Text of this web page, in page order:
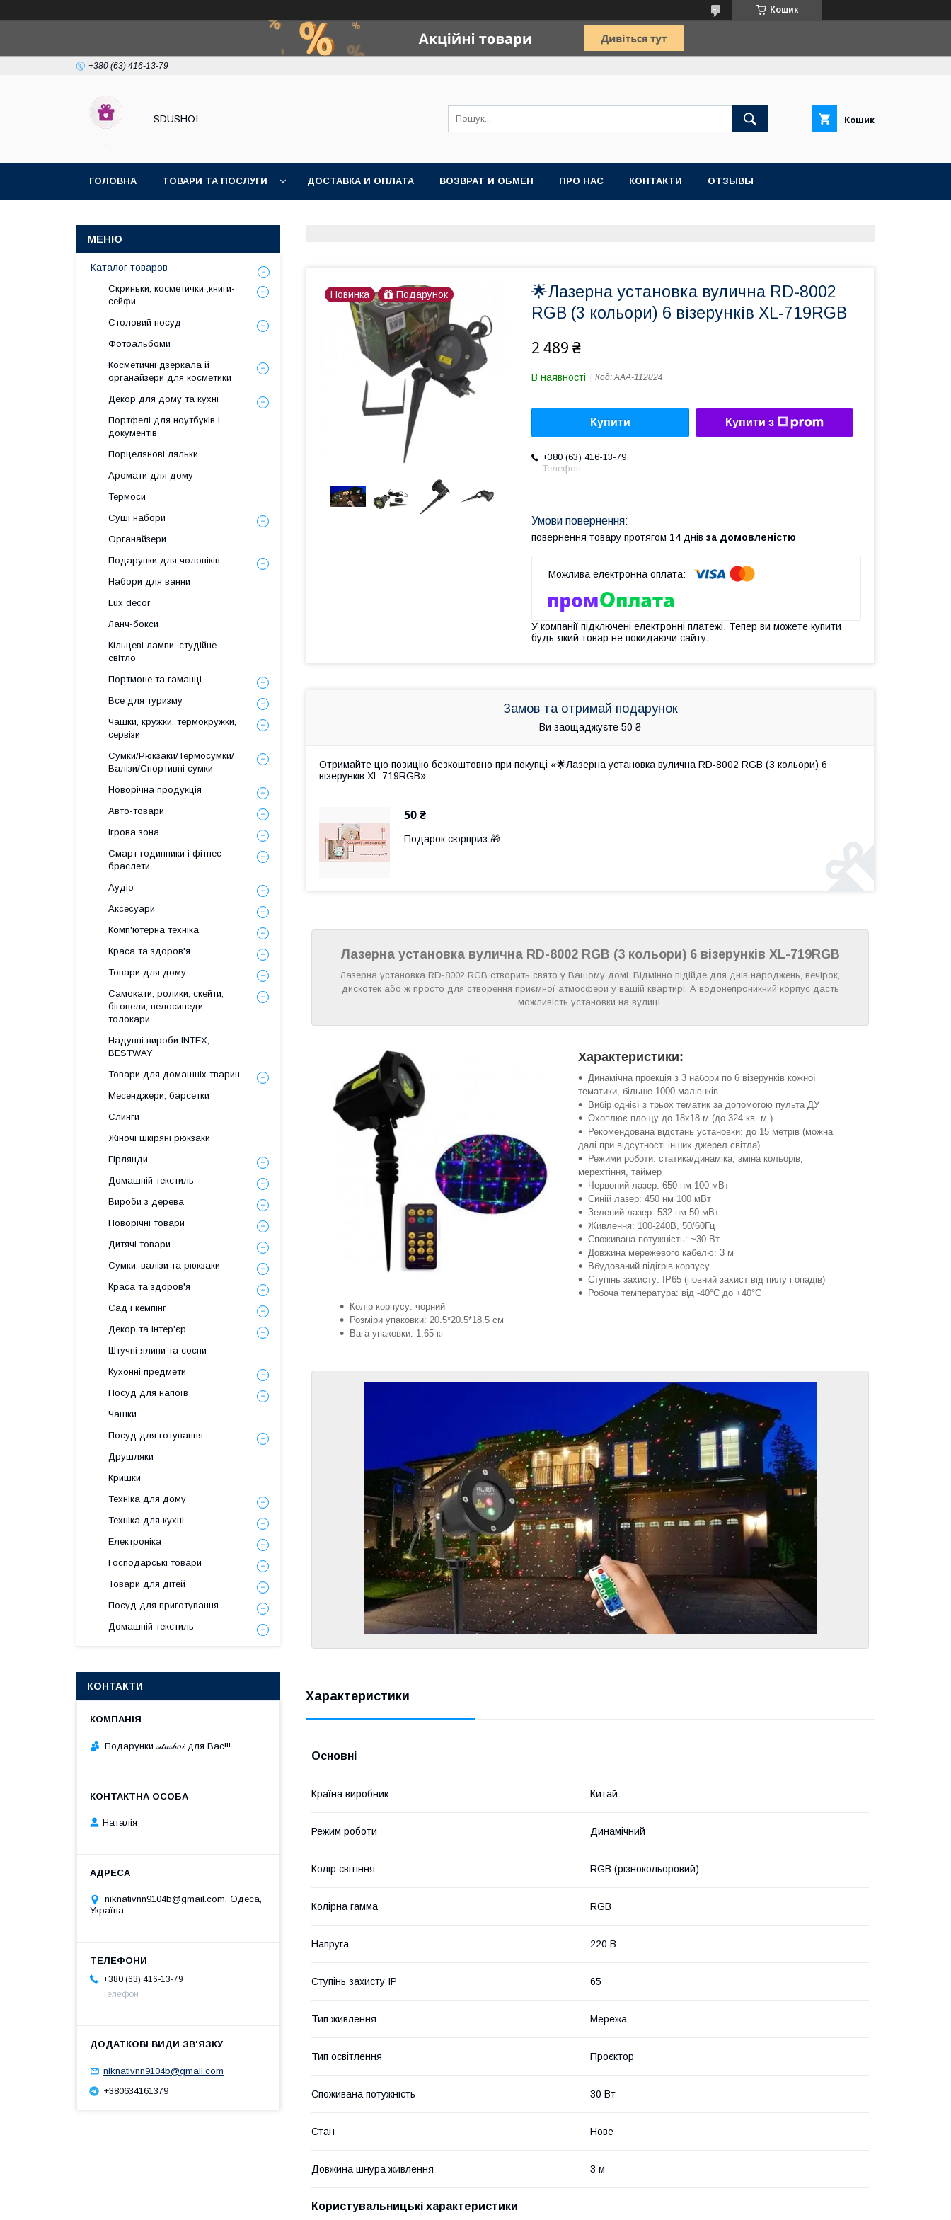
Кошик
+380 (63) 416-13-79
SDUSHOI Кошик
ГОЛОВНА ТОВАРИ ТА ПОСЛУГИ ДОСТАВКА И ОПЛАТА ВОЗВРАТ И ОБМЕН ПРО НАС КОНТАКТИ ОТЗЫВЫ
Новинка Подарунок
🌟Лазерна установка вулична RD-8002
RGB (3 кольори) 6 візерунків XL-719RGB
2 489 ₴
В наявності Код:AAA-112824
Купити Купити з
+380 (63) 416-13-79
Телефон
повернення товару протягом 14 днів за домовленістю
У компанії підключені електронні платежі. Тепер ви можете купити
будь-який товар не покидаючи сайту.
Замов та отримай подарунок
Ви заощаджуєте 50 ₴
Отримайте цю позицію безкоштовно при покупці «🌟Лазерна установка вулична RD-8002 RGB (3 кольори) 6
візерунків XL-719RGB»
50 ₴
Подарок сюрприз 🎁
Лазерна установка вулична RD-8002 RGB (3 кольори) 6 візерунків XL-719RGB
Лазерна установка RD-8002 RGB створить свято у Вашому домі. Відмінно підійде для днів народжень, вечірок,
дискотек або ж просто для створення приємної атмосфери у вашій квартирі. А водонепроникний корпус дасть
можливість установки на вулиці.
Характеристики:
Динамічна проекція з 3 набори по 6 візерунків кожної
тематики, більше 1000 малюнків
Вибір однієї з трьох тематик за допомогою пульта ДУ
Охоплює площу до 18х18 м (до 324 кв. м.)
Рекомендована відстань установки: до 15 метрів (можна
далі при відсутності інших джерел світла)
Режими роботи: статика/динаміка, зміна кольорів,
мерехтіння, таймер
Червоний лазер: 650 нм 100 мВт
Синій лазер: 450 нм 100 мВт
Зелений лазер: 532 нм 50 мВт
Живлення: 100-240В, 50/60Гц
Споживана потужність: ~30 Вт
Довжина мережевого кабелю: 3 м
Вбудований підігрів корпусу
Ступінь захисту: IP65 (повний захист від пилу і опадів)
Робоча температура: від -40°C до +40°C
Колір корпусу: чорний
Розміри упаковки: 20.5*20.5*18.5 см
Вага упаковки: 1,65 кг
Характеристики
Основні
Країна виробник Китай
Режим роботи Динамічний
Колір світіння RGB (різнокольоровий)
Колірна гамма RGB
Напруга 220 В
Ступінь захисту IP 65
Тип живлення Мережа
Тип освітлення Проєктор
Споживана потужність 30 Вт
Стан Нове
Довжина шнура живлення 3 м
Користувальницькі характеристики
Каталог товаров
Скриньки, косметички ,книги-
сейфи
Столовий посуд
Фотоальбоми
Косметичні дзеркала й
органайзери для косметики
Декор для дому та кухні
Портфелі для ноутбуків і
документів
Порцелянові ляльки
Аромати для дому
Термоси
Суші набори
Органайзери
Подарунки для чоловіків
Набори для ванни
Lux decor
Ланч-бокси
Кільцеві лампи, студійне
світло
Портмоне та гаманці
Все для туризму
Чашки, кружки, термокружки,
сервізи
Сумки/Рюкзаки/Термосумки/
Валізи/Спортивні сумки
Новорічна продукція
Авто-товари
Ігрова зона
Смарт годинники і фітнес
браслети
Аудіо
Аксесуари
Комп'ютерна техніка
Краса та здоров'я
Товари для дому
Самокати, ролики, скейти,
біговели, велосипеди,
толокари
Надувні вироби INTEX,
BESTWAY
Товари для домашніх тварин
Месенджери, барсетки
Слинги
Жіночі шкіряні рюкзаки
Гірлянди
Домашній текстиль
Вироби з дерева
Новорічні товари
Дитячі товари
Сумки, валізи та рюкзаки
Краса та здоров'я
Сад і кемпінг
Декор та інтер'єр
Штучні ялини та сосни
Кухонні предмети
Посуд для напоїв
Чашки
Посуд для готування
Друшляки
Кришки
Техніка для дому
Техніка для кухні
Електроніка
Господарські товари
Товари для дітей
Посуд для приготування
Домашній текстиль
КОНТАКТИ
Подарунки 𝓈𝒹𝓊𝓈𝒽𝑜𝒾 для Вас!!!
Наталія
niknativnn9104b@gmail.com, Одеса,
Україна
+380 (63) 416-13-79
Телефон
niknativnn9104b@gmail.com
+380634161379